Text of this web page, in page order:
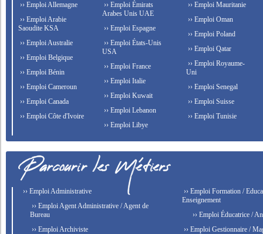
›› Emploi Allemagne
›› Emploi Arabie
Saoudite KSA
›› Emploi Australie
›› Emploi Belgique
›› Emploi Bénin
›› Emploi Cameroun
›› Emploi Canada
›› Emploi Côte d'Ivoire
›› Emploi Émirats
Arabes Unis UAE
›› Emploi Espagne
›› Emploi États-Unis
USA
›› Emploi France
›› Emploi Italie
›› Emploi Kuwait
›› Emploi Lebanon
›› Emploi Libye
›› Emploi Mauritanie
›› Emploi Oman
›› Emploi Poland
›› Emploi Qatar
›› Emploi Royaume-
Uni
›› Emploi Senegal
›› Emploi Suisse
›› Emploi Tunisie
›› Emploi Administrative
›› Emploi Agent Administrative / Agent de
Bureau
›› Emploi Archiviste
›› Emploi Formation /
Enseignement
›› Emploi Éducatrice /
›› Emploi Gestionnaire /